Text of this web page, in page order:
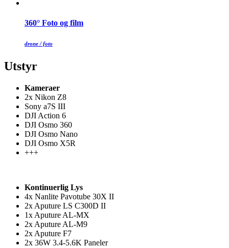
360° Foto og film
drone / foto
Utstyr
Kameraer
2x Nikon Z8
Sony a7S III
DJI Action 6
DJI Osmo 360
DJI Osmo Nano
DJI Osmo X5R
+++
Kontinuerlig Lys
4x Nanlite Pavotube 30X II
2x Aputure LS C300D II
1x Aputure AL-MX
2x Aputure AL-M9
2x Aputure F7
2x 36W 3.4-5.6K Paneler